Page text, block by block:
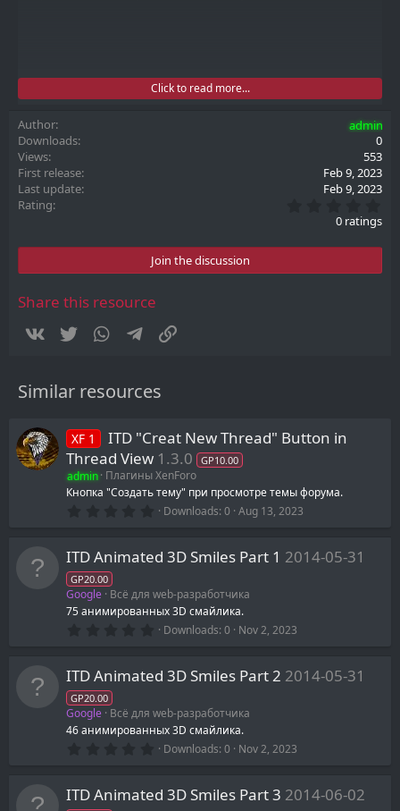
Games
https://archive.org/embed/msdos_Pac-Man_1983
Click to read more...
Author
admin
Downloads
0
Views
553
First release
Feb 9, 2023
Last update
Feb 9, 2023
Rating
.
0
t
0 ratings
Join the discussion
Share this resource
Vkontakte
Twitter WhatsAppTelegram
Similar resources
XF 1
ITD "Creat New Thread" Button in
Thread View 1.3.0 GP10.00
admin Плагины XenForo
Кнопка "Создать тему" при просмотре темы форума.
0
0
s
r
(
Downloads 0 Aug 13, 2023
ITD Animated 3D Smiles Part 1 2014-05-31
GP20.00
Google
Всё для web-разработчика
75 анимированных 3D смайлика.
0
0
s
r
(
Downloads 0 Nov 2, 2023
ITD Animated 3D Smiles Part 2 2014-05-31
GP20.00
Google
Всё для web-разработчика
46 анимированных 3D смайлика.
0
0
s
Downloads 0 Nov 2, 2023
ITD Animated 3D Smiles Part 3 2014-06-02